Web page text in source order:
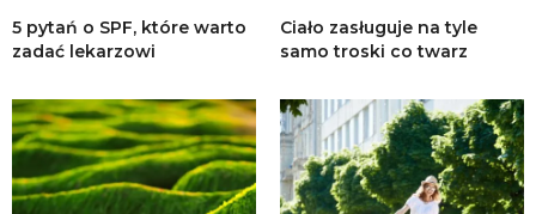
5 pytań o SPF, które warto
zadać lekarzowi
Ciało zasługuje na tyle
samo troski co twarz